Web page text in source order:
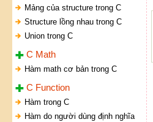
Mảng của structure trong C
Structure lồng nhau trong C
Union trong C
C Math
Hàm math cơ bản trong C
C Function
Hàm trong C
Hàm do người dùng định nghĩa